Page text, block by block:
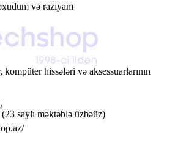
və razıyam
hissələri və aksessuarlarının
,
(23 saylı məktəblə üzbəüz)